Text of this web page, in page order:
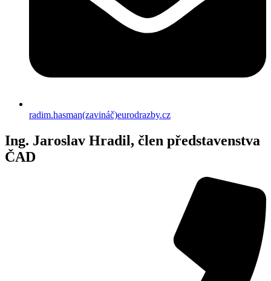
radim.hasman(zavináč)eurodrazby.cz
Ing. Jaroslav Hradil, člen představenstva
ČAD